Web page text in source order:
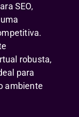
SEO,
robusta,
para
ambiente